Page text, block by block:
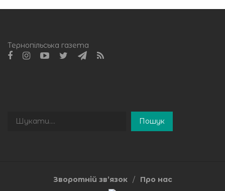
Тернопільська газета
Пошук
Пошук
Зворотній зв’язок Про нас